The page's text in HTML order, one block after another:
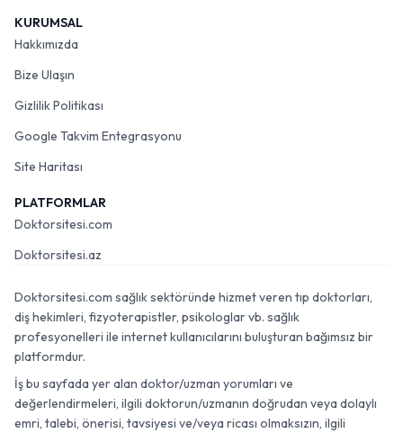
KURUMSAL
Hakkımızda
Bize Ulaşın
Gizlilik Politikası
Google Takvim Entegrasyonu
Site Haritası
PLATFORMLAR
Doktorsitesi.com
Doktorsitesi.az
Doktorsitesi.com sağlık sektöründe hizmet veren tıp doktorları,
diş hekimleri, fizyoterapistler, psikologlar vb. sağlık
profesyonelleri ile internet kullanıcılarını buluşturan bağımsız bir
platformdur.
İş bu sayfada yer alan doktor/uzman yorumları ve
değerlendirmeleri, ilgili doktorun/uzmanın doğrudan veya dolaylı
emri, talebi, önerisi, tavsiyesi ve/veya ricası olmaksızın, ilgili